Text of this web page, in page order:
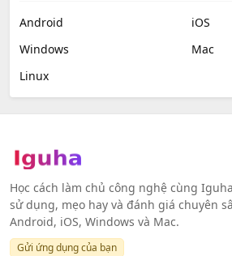
Android
iOS
Windows
Mac
Linux
Học cách làm chủ công nghệ cùng
sử dụng, mẹo hay và đánh giá chuyên
Android, iOS, Windows và Mac.
Gửi ứng dụng của bạn